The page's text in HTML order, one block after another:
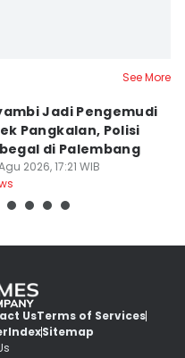
See More
Jadi Pengemudi
Pangkalan, Polisi
di Palembang
2026, 17:21 WIB
UsTerms of Services
IndexSitemap